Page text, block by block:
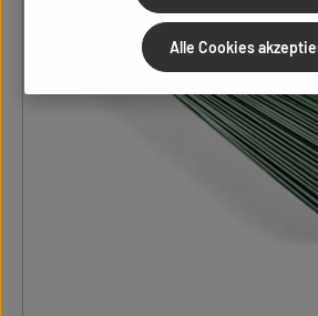
Alle Cookies